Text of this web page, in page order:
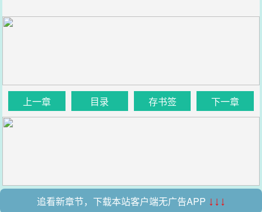
上一章 目录 存书签 下一章
追看新章节，下载本站客户端无广告APP ↓↓↓